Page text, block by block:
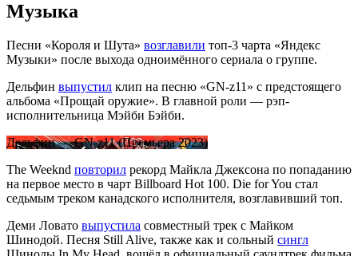
Музыка
Песни «Короля и Шута» возглавили топ-3 чарта «Яндекс
Музыки» после выхода одноимённого сериала о группе.
Дельфин выпустил клип на песню «GN-z11» с предстоящего
альбома «Прощай оружие». В главной роли — рэп-
исполнительница Мэйби Бэйби.
Дельфин — GN-z11 (Премьера 2023)
The Weeknd повторил рекорд Майкла Джексона по попаданию
на первое место в чарт Billboard Hot 100. Die for You стал
седьмым треком канадского исполнителя, возглавивший топ.
Деми Ловато выпустила совместный трек с Майком
Шинодой. Песня Still Alive, также как и сольный сингл